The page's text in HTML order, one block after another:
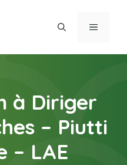
MENU
à Diriger
– Piutti
– LAE